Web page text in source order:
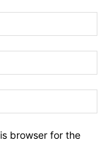
browser for the